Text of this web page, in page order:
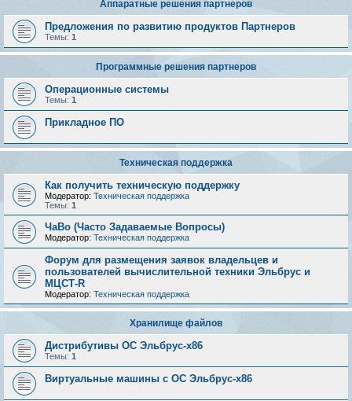
Аппаратные решения партнеров
Предложения по развитию продуктов Партнеров
Темы: 1
Программные решения партнеров
Операционные системы
Темы: 1
Прикладное ПО
Техническая поддержка
Как получить техническую поддержку
Модератор: Техническая поддержка
Темы: 1
ЧаВо (Часто Задаваемые Вопросы)
Модератор: Техническая поддержка
Форум для размещения заявок владельцев и
пользователей вычислительной техники Эльбрус и
МЦСТ-R
Модератор: Техническая поддержка
Хранилище файлов
Дистрибутивы ОС Эльбрус-x86
Темы: 1
Виртуальные машины с ОС Эльбрус-x86